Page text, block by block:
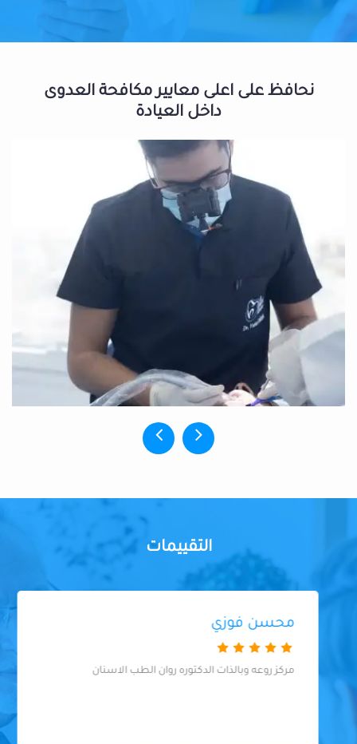
نحافظ على اعلى معايير مكافحة العدوى
داخل العيادة
التقييمات
محسن فوزي
مركز روعه وبالذات الدكتوره روان الطب الاسنان